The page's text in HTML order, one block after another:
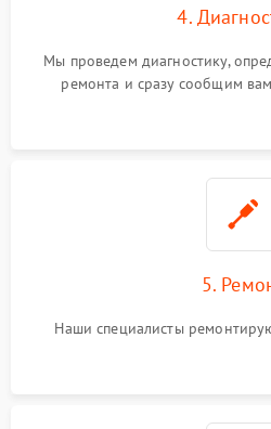
4.
Мы проведем диагностику,
ремонта и сразу сообщим
5.
Наши специалисты